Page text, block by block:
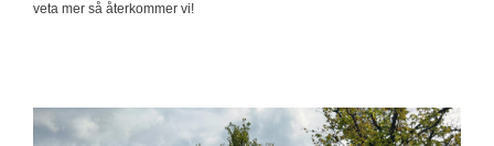
veta mer så återkommer vi!